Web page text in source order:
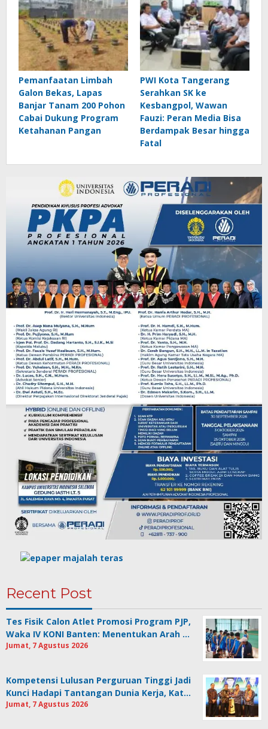
Pemanfaatan Limbah
Galon Bekas, Lapas
Banjar Tanam 200 Pohon
Cabai Dukung Program
Ketahanan Pangan
PWI Kota Tangerang
Serahkan SK ke
Kesbangpol, Wawan
Fauzi: Peran Media Bisa
Berdampak Besar hingga
Fatal
Recent Post
Tes Fisik Calon Atlet Promosi Program PJP,
Waka IV KONI Banten: Menentukan Arah …
Jumat, 7 Agustus 2026
Kompetensi Lulusan Perguruan Tinggi Jadi
Kunci Hadapi Tantangan Dunia Kerja, Kat…
Jumat, 7 Agustus 2026